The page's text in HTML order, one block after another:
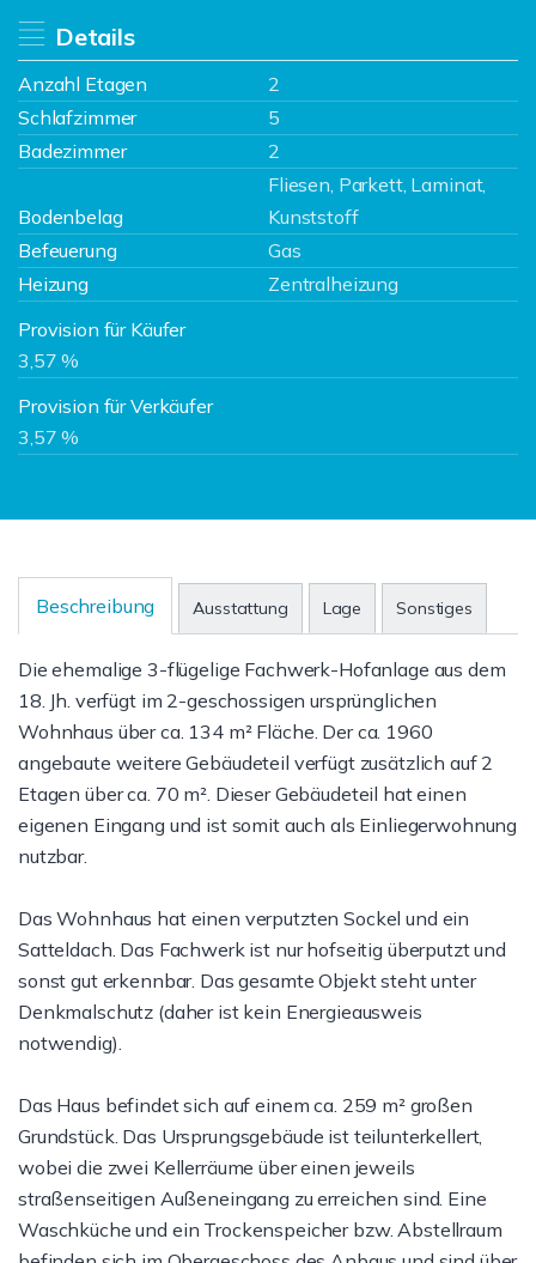
Details
Anzahl Etagen
2
Schlafzimmer
5
Badezimmer
2
Bodenbelag
Fliesen, Parkett, Laminat,
Kunststoff
Befeuerung
Gas
Heizung
Zentralheizung
Provision für Käufer
3,57 %
Provision für Verkäufer
3,57 %
Beschreibung Ausstattung Lage Sonstiges
Die ehemalige 3-flügelige Fachwerk-Hofanlage aus dem
18. Jh. verfügt im 2-geschossigen ursprünglichen
Wohnhaus über ca. 134 m² Fläche. Der ca. 1960
angebaute weitere Gebäudeteil verfügt zusätzlich auf 2
Etagen über ca. 70 m². Dieser Gebäudeteil hat einen
eigenen Eingang und ist somit auch als Einliegerwohnung
nutzbar.
Das Wohnhaus hat einen verputzten Sockel und ein
Satteldach. Das Fachwerk ist nur hofseitig überputzt und
sonst gut erkennbar. Das gesamte Objekt steht unter
Denkmalschutz (daher ist kein Energieausweis
notwendig).
Das Haus befindet sich auf einem ca. 259 m² großen
Grundstück. Das Ursprungsgebäude ist teilunterkellert,
wobei die zwei Kellerräume über einen jeweils
straßenseitigen Außeneingang zu erreichen sind. Eine
Waschküche und ein Trockenspeicher bzw. Abstellraum